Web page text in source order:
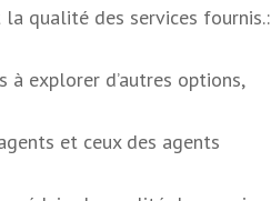
qualité des services fournis.:
explorer d’autres options,
et ceux des agents